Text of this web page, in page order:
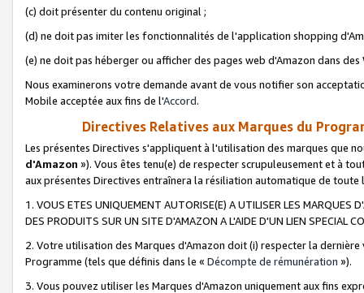
(c) doit présenter du contenu original ;
(d) ne doit pas imiter les fonctionnalités de l'application shopping
(e) ne doit pas héberger ou afficher des pages web d'Amazon dans
Nous examinerons votre demande avant de vous notifier son
Mobile acceptée aux fins de l'Accord.
Directives Relatives aux Marques du
Les présentes Directives s'appliquent à l'utilisation des marques que
d'Amazon »). Vous êtes tenu(e) de respecter scrupuleusement et à
aux présentes Directives entraînera la résiliation automatique de
1. VOUS ETES UNIQUEMENT AUTORISE(E) A UTILISER LES MARQUES
DES PRODUITS SUR UN SITE D'AMAZON A L'AIDE D'UN LIEN SPECIAL
2. Votre utilisation des Marques d'Amazon doit (i) respecter la
Programme (tels que définis dans le « Décompte de rémunération »).
3. Vous pouvez utiliser les Marques d'Amazon uniquement aux fins